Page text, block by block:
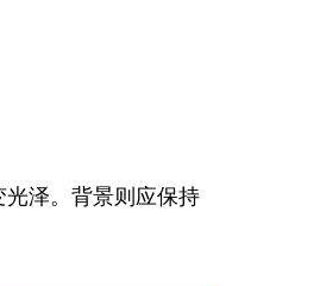
泽。背景则应保持